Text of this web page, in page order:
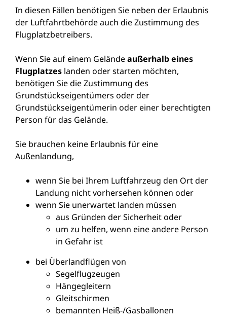
In diesen Fällen benötigen Sie neben der Erlaubnis
der Luftfahrtbehörde auch die Zustimmung des
Flugplatzbetreibers.
Wenn Sie auf einem Geländeaußerhalb eines
Flugplatzes landen oder starten möchten,
benötigen Sie die Zustimmung des
Grundstückseigentümers oder der
Grundstückseigentümerin oder einer berechtigten
Person für das Gelände.
Sie brauchen keine Erlaubnis für eine
Außenlandung,
wenn Sie bei Ihrem Luftfahrzeug den Ort der
Landung nicht vorhersehen können oder
wenn Sie unerwartet landen müssen
aus Gründen der Sicherheit oder
um zu helfen, wenn eine andere Person
in Gefahr ist
bei Überlandflügen von
Segelflugzeugen
Hängegleitern
Gleitschirmen
bemannten Heiß-/Gasballonen